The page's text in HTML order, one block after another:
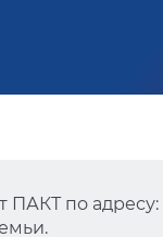
ПАКТ по адресу: